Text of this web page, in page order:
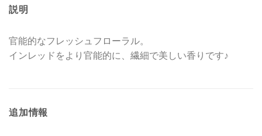
説明
官能的なフレッシュフローラル。
インレッドをより官能的に、繊細で美しい香りです♪
追加情報